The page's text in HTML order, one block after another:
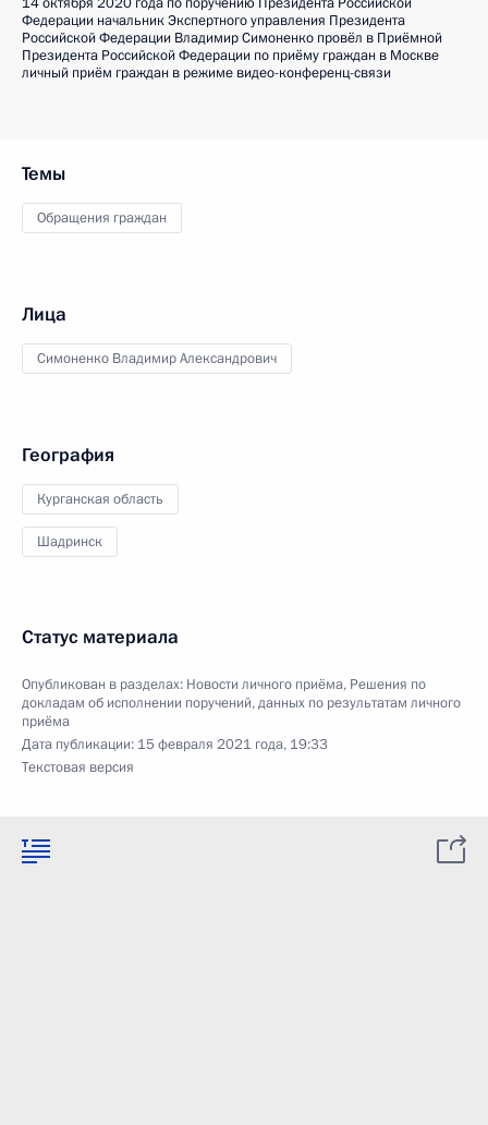
Федерации начальник Экспертного управления Президента
Российской Федерации Владимир Симоненко провёл в Приёмной
Президента Российской Федерации по приёму граждан в Москве
личный приём граждан в режиме видео-конференц-связи
Темы
Обращения граждан
Лица
Симоненко Владимир Александрович
География
Курганская область
Шадринск
Статус материала
Опубликован в разделах: Новости личного приёма, Решения по
докладам об исполнении поручений, данных по результатам личного
приёма
Дата публикации: 15 февраля 2021 года, 19:33
Текстовая версия